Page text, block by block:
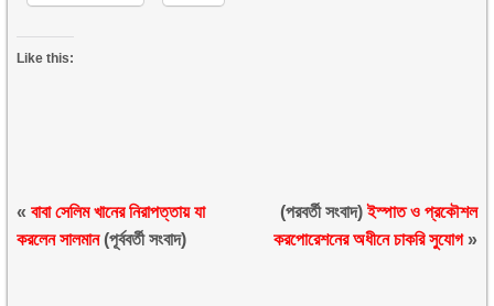
Like this:
«বাবা সেলিম খানের নিরাপত্তায় যা
করলেন সালমান(পূর্ববর্তী সংবাদ)
(পরবর্তী সংবাদ)ইস্পাত ও প্রকৌশল
করপোরেশনের অধীনে চাকরি সুযোগ»